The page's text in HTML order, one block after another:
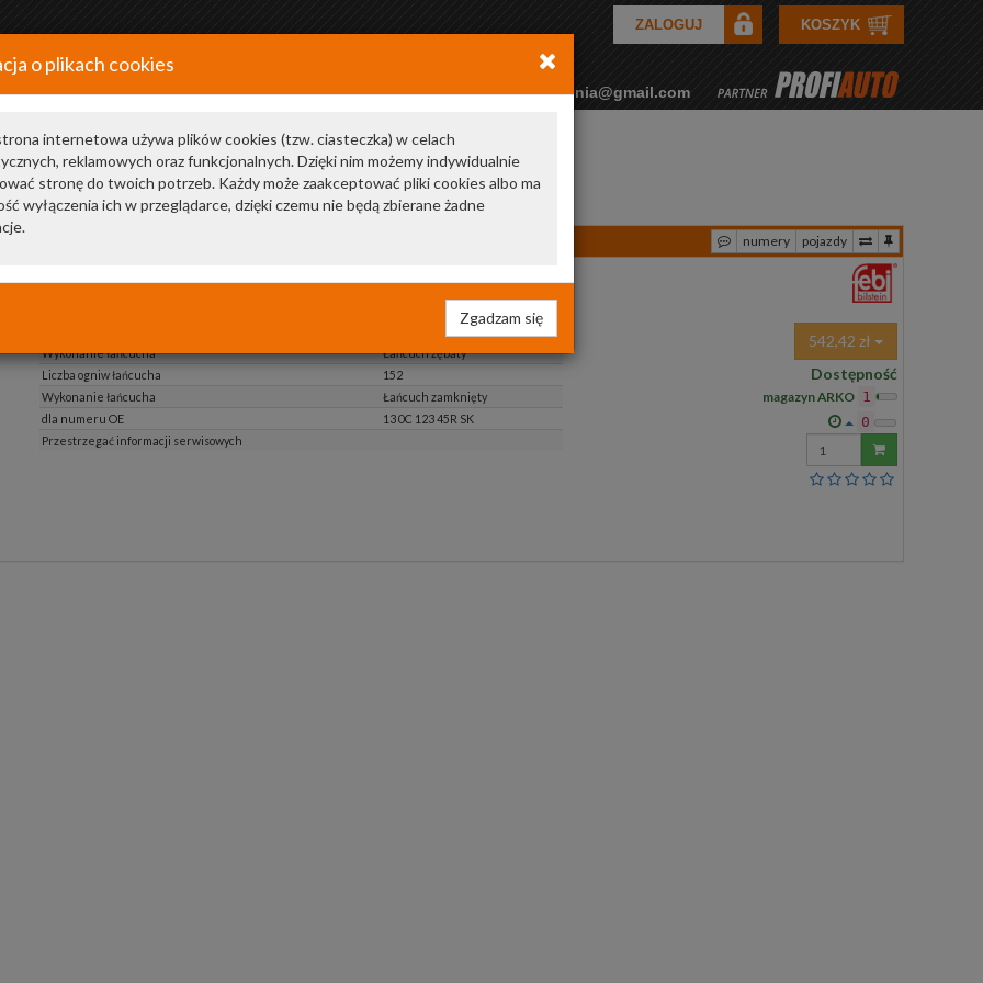
KOSZYK
ZALOGUJ
+48 34 366 20 20 arkozamowienia@gmail.com
o plikach cookies
internetowa używa plików cookies (tzw. ciasteczka) w celach
reklamowych oraz funkcjonalnych. Dzięki nim możemy indywidualnie
stronę do twoich potrzeb. Każdy może zaakceptować pliki cookies albo ma
wyłączenia ich w przeglądarce, dzięki czemu nie będą zbierane żadne
Zgadzam się
numery pojazdy
542,42 zł
Dostępność
magazyn ARKO 1
0
Wprowadź
ilość
Wykonanie łańcucha
Łańcuch zębaty
Liczba ogniw łańcucha
152
Wykonanie łańcucha
Łańcuch zamknięty
dla numeru OE
13 0C 123 45R SK
Przestrzegać informacji serwisowych